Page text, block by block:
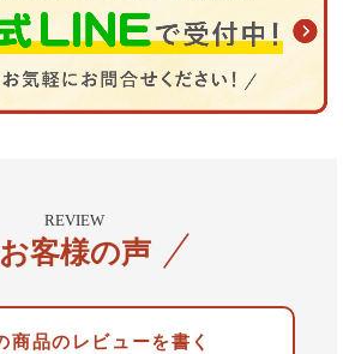
REVIEW
お客様の声
レビューを書く